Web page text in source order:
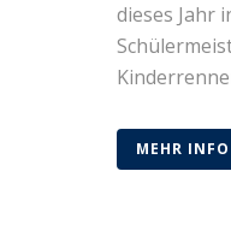
dieses Jahr
MEHR INFO